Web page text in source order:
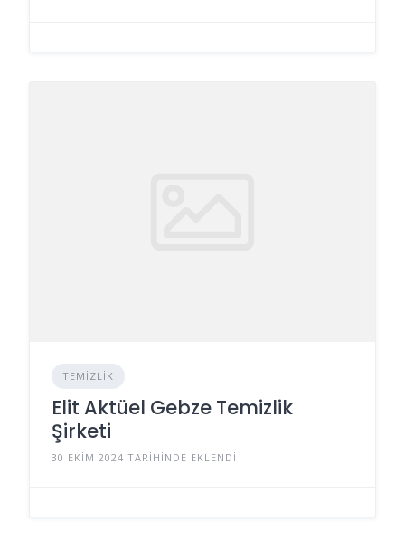
TEMIZLIK
Elit Aktüel Gebze Temizlik
Şirketi
30 EKIM 2024 TARIHINDE EKLENDI